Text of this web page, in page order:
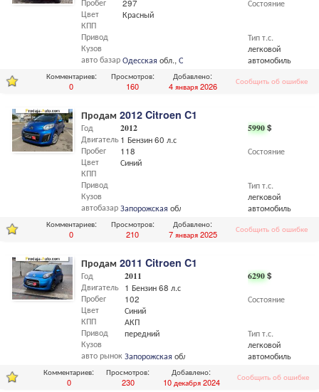
Состояние
Тип т.с.
легковой
автомобиль
Пробег
Цвет
КПП
Привод
Кузов
авто базар
297
Красный
Одесская обл.,Одесса
Комментариев:
0
Просмотров:
160
Добавлено:
4 января 2026
Сообщить об ошибке
Продам 2012 Citroen C1
5990$
Состояние
Тип т.с.
легковой
автомобиль
Год
Двигатель
Пробег
Цвет
КПП
Привод
Кузов
автобазар
2012
1 Бензин 60 л.с
118
Синий
Запорожская обл.,
Комментариев:
0
Просмотров:
210
Добавлено:
7 января 2025
Сообщить об ошибке
Продам 2011 Citroen C1
6290$
Состояние
Тип т.с.
легковой
автомобиль
Год
Двигатель
Пробег
Цвет
КПП
Привод
Кузов
авто рынок
2011
1 Бензин 68 л.с
102
Синий
АКП
передний
Запорожская обл.,
Комментариев:
0
Просмотров:
230
Добавлено:
10 декабря 2024
Сообщить об ошибке